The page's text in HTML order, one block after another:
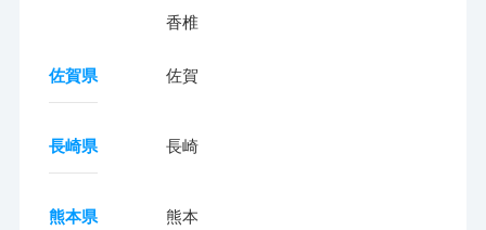
香椎
佐賀県 佐賀
長崎県 長崎
熊本県 熊本